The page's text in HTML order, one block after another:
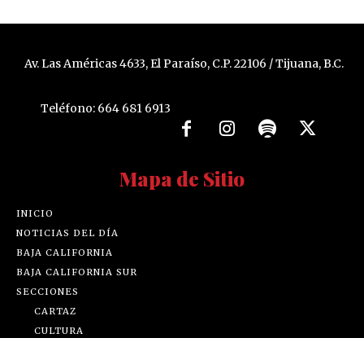
Av. Las Américas 4633, El Paraíso, C.P. 22106 / Tijuana, B.C.
Teléfono: 664 681 6913
Mapa de Sitio
INICIO
NOTICIAS DEL DÍA
BAJA CALIFORNIA
BAJA CALIFORNIA SUR
SECCIONES
CARTAZ
CULTURA